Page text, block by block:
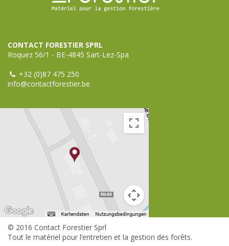
CONTACT FORESTIER SPRL
Roquez 56/1 - BE-4845 Sart-Lez-Spa
+32 (0)87 475 250
info@contactforestier.be
© 2016 Contact Forestier Sprl
Tout le matériel pour l’entretien et la gestion des forêts.